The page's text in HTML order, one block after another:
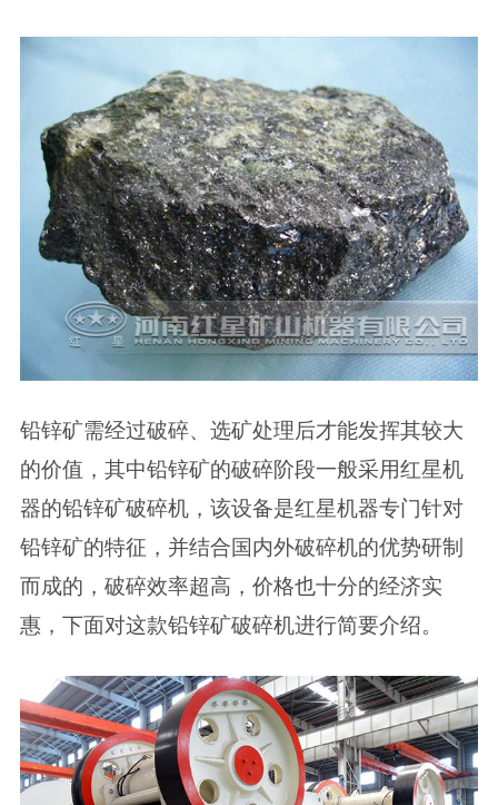
铅锌矿需经过破碎、选矿处理后才能发挥其较大
的价值，其中铅锌矿的破碎阶段一般采用红星机
器的铅锌矿破碎机，该设备是红星机器专门针对
铅锌矿的特征，并结合国内外破碎机的优势研制
而成的，破碎效率超高，价格也十分的经济实
惠，下面对这款铅锌矿破碎机进行简要介绍。